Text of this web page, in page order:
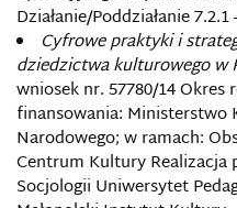
Działanie/Poddziałanie 7.2.1
Cyfrowe praktyki i
dziedzictwa kulturowego w
wniosek nr. 57780/14 Okres
finansowania:
Narodowego; w ramach:
Centrum Kultury
Socjologii Uniwersytet